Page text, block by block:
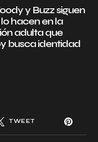
y Buzz siguen
hacen en la
adulta que
busca identidad
TWEET